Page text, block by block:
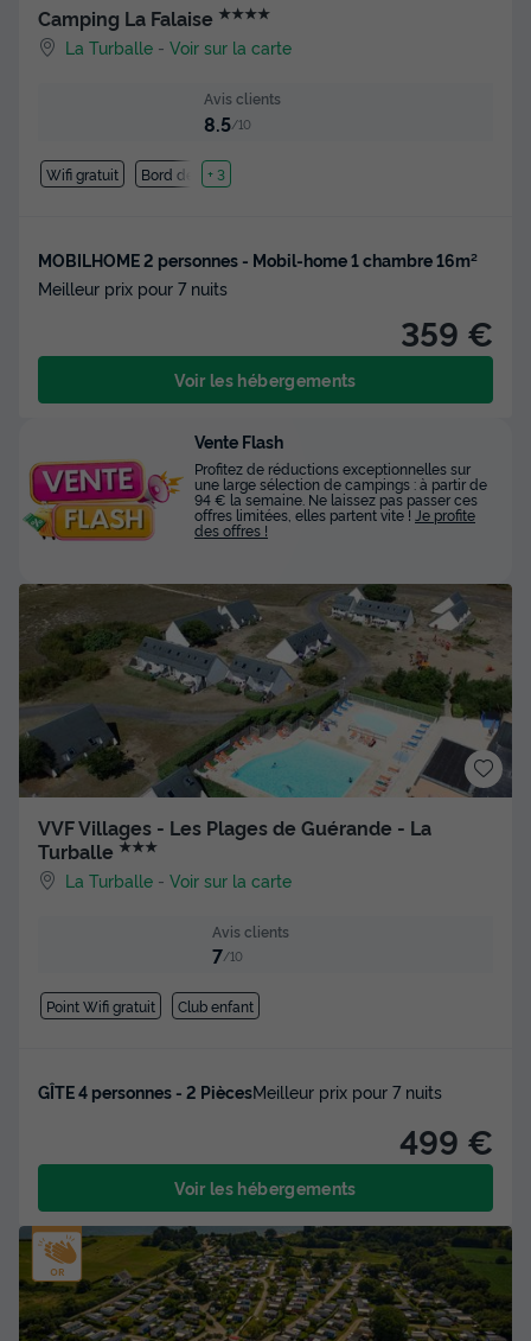
Camping La Falaise ★★★★
La Turballe -Voir sur la carte
Avis clients
8.5/10
Wifi gratuit Bord de mer
+ 3
MOBILHOME 2 personnes - Mobil-home 1 chambre 16m²
Meilleur prix pour 7 nuits
359 €
Voir les hébergements
VVF Villages - Les Plages de Guérande - La
Turballe ★★★
La Turballe -Voir sur la carte
Avis clients
7/10
Point Wifi gratuit Club enfant
GÎTE 4 personnes - 2 PiècesMeilleur prix pour 7 nuits
499 €
Voir les hébergements
Vente Flash
Profitez de réductions exceptionnelles sur
une large sélection de campings : à partir de
94 € la semaine. Ne laissez pas passer ces
offres limitées, elles partent vite ! Je profite
des offres !